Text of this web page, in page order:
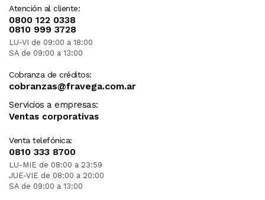
Atención al cliente:
0800 122 0338
0810 999 3728
LU-VI de 09:00 a 18:00
SA de 09:00 a 13:00
Cobranza de créditos:
cobranzas@fravega.com.ar
Servicios a empresas:
Ventas corporativas
Venta telefónica:
0810 333 8700
LU-MIE de 08:00 a 23:59
JUE-VIE de 08:00 a 20:00
SA de 09:00 a 13:00